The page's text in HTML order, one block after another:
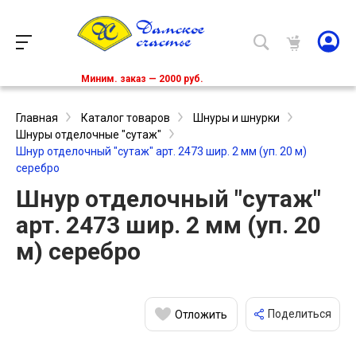
Миним. заказ — 2000 руб.
Главная Каталог товаров
Шнуры и шнурки
Шнуры отделочные "сутаж"
Шнур отделочный "сутаж" арт. 2473 шир. 2 мм (уп. 20 м)
серебро
Шнур отделочный "сутаж"
арт. 2473 шир. 2 мм (уп. 20
м) серебро
Отложить Поделиться